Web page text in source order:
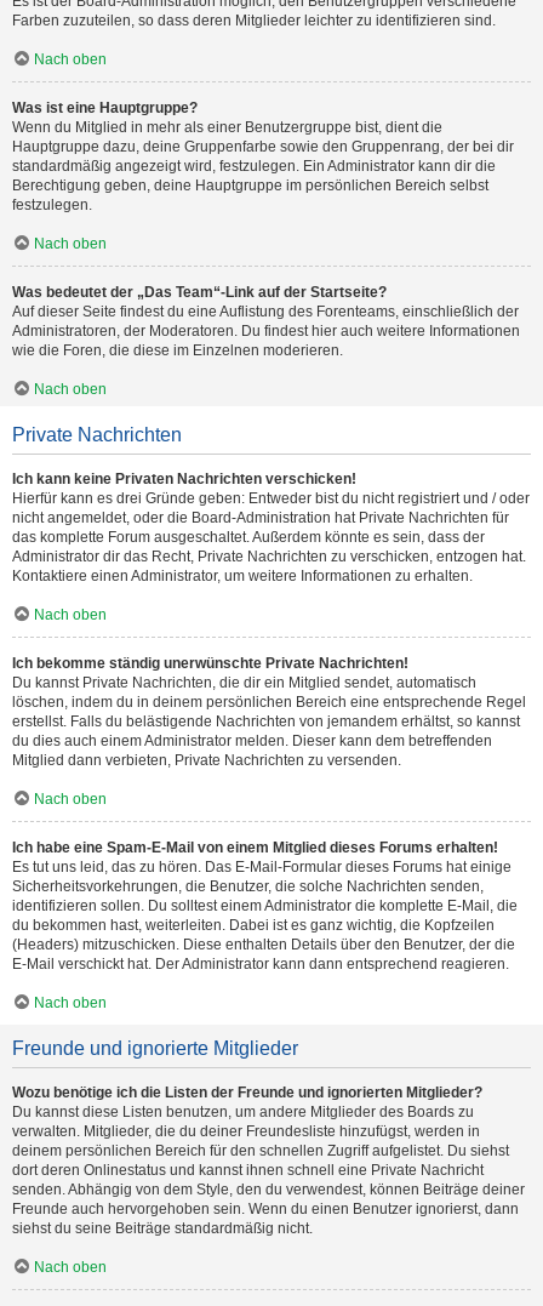
Farben zuzuteilen, so dass deren Mitglieder leichter zu identifizieren sind.
Nach oben
Was ist eine Hauptgruppe?
Wenn du Mitglied in mehr als einer Benutzergruppe bist, dient die
Hauptgruppe dazu, deine Gruppenfarbe sowie den Gruppenrang, der bei dir
standardmäßig angezeigt wird, festzulegen. Ein Administrator kann dir die
Berechtigung geben, deine Hauptgruppe im persönlichen Bereich selbst
festzulegen.
Nach oben
Was bedeutet der „Das Team“-Link auf der Startseite?
Auf dieser Seite findest du eine Auflistung des Forenteams, einschließlich der
Administratoren, der Moderatoren. Du findest hier auch weitere Informationen
wie die Foren, die diese im Einzelnen moderieren.
Nach oben
Private Nachrichten
Ich kann keine Privaten Nachrichten verschicken!
Hierfür kann es drei Gründe geben: Entweder bist du nicht registriert und / oder
nicht angemeldet, oder die Board-Administration hat Private Nachrichten für
das komplette Forum ausgeschaltet. Außerdem könnte es sein, dass der
Administrator dir das Recht, Private Nachrichten zu verschicken, entzogen hat.
Kontaktiere einen Administrator, um weitere Informationen zu erhalten.
Nach oben
Ich bekomme ständig unerwünschte Private Nachrichten!
Du kannst Private Nachrichten, die dir ein Mitglied sendet, automatisch
löschen, indem du in deinem persönlichen Bereich eine entsprechende Regel
erstellst. Falls du belästigende Nachrichten von jemandem erhältst, so kannst
du dies auch einem Administrator melden. Dieser kann dem betreffenden
Mitglied dann verbieten, Private Nachrichten zu versenden.
Nach oben
Ich habe eine Spam-E-Mail von einem Mitglied dieses Forums erhalten!
Es tut uns leid, das zu hören. Das E-Mail-Formular dieses Forums hat einige
Sicherheitsvorkehrungen, die Benutzer, die solche Nachrichten senden,
identifizieren sollen. Du solltest einem Administrator die komplette E-Mail, die
du bekommen hast, weiterleiten. Dabei ist es ganz wichtig, die Kopfzeilen
(Headers) mitzuschicken. Diese enthalten Details über den Benutzer, der die
E-Mail verschickt hat. Der Administrator kann dann entsprechend reagieren.
Nach oben
Freunde und ignorierte Mitglieder
Wozu benötige ich die Listen der Freunde und ignorierten Mitglieder?
Du kannst diese Listen benutzen, um andere Mitglieder des Boards zu
verwalten. Mitglieder, die du deiner Freundesliste hinzufügst, werden in
deinem persönlichen Bereich für den schnellen Zugriff aufgelistet. Du siehst
dort deren Onlinestatus und kannst ihnen schnell eine Private Nachricht
senden. Abhängig von dem Style, den du verwendest, können Beiträge deiner
Freunde auch hervorgehoben sein. Wenn du einen Benutzer ignorierst, dann
siehst du seine Beiträge standardmäßig nicht.
Nach oben